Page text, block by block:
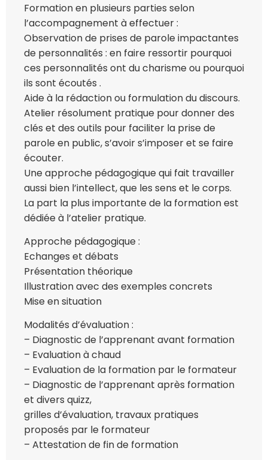
Formation en plusieurs parties selon
l’accompagnement à effectuer :
Observation de prises de parole impactantes
de personnalités : en faire ressortir pourquoi
ces personnalités ont du charisme ou pourquoi
ils sont écoutés .
Aide à la rédaction ou formulation du discours.
Atelier résolument pratique pour donner des
clés et des outils pour faciliter la prise de
parole en public, s’avoir s’imposer et se faire
écouter.
Une approche pédagogique qui fait travailler
aussi bien l’intellect, que les sens et le corps.
La part la plus importante de la formation est
dédiée à l’atelier pratique.
Approche pédagogique :
Echanges et débats
Présentation théorique
Illustration avec des exemples concrets
Mise en situation
Modalités d’évaluation :
– Diagnostic de l’apprenant avant formation
– Evaluation à chaud
– Evaluation de la formation par le formateur
– Diagnostic de l’apprenant après formation
et divers quizz,
grilles d’évaluation, travaux pratiques
proposés par le formateur
– Attestation de fin de formation